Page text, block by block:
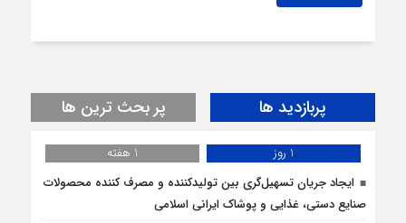
پربازدید ها پر بحث ترین ها
1 روز
1 هفته
ایجاد جریان تسهیل‌گری بین تولیدکننده و مصرف کننده محصولات
صنایع دستی، غذایی و پوشاک ایرانی اسلامی